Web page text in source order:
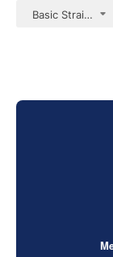
Basic Straight